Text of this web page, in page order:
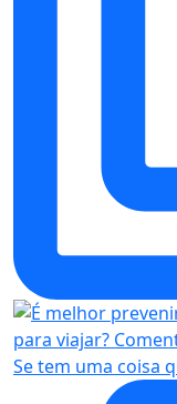
Se tem uma coisa